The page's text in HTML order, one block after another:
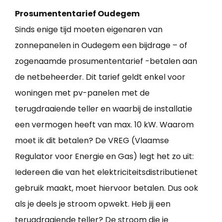
Prosumententarief Oudegem
Sinds enige tijd moeten eigenaren van
zonnepanelen in Oudegem een bijdrage – of
zogenaamde prosumententarief -betalen aan
de netbeheerder. Dit tarief geldt enkel voor
woningen met pv-panelen met de
terugdraaiende teller en waarbij de installatie
een vermogen heeft van max. 10 kW. Waarom
moet ik dit betalen? De VREG (Vlaamse
Regulator voor Energie en Gas) legt het zo uit:
Iedereen die van het elektriciteitsdistributienet
gebruik maakt, moet hiervoor betalen. Dus ook
als je deels je stroom opwekt. Heb jij een